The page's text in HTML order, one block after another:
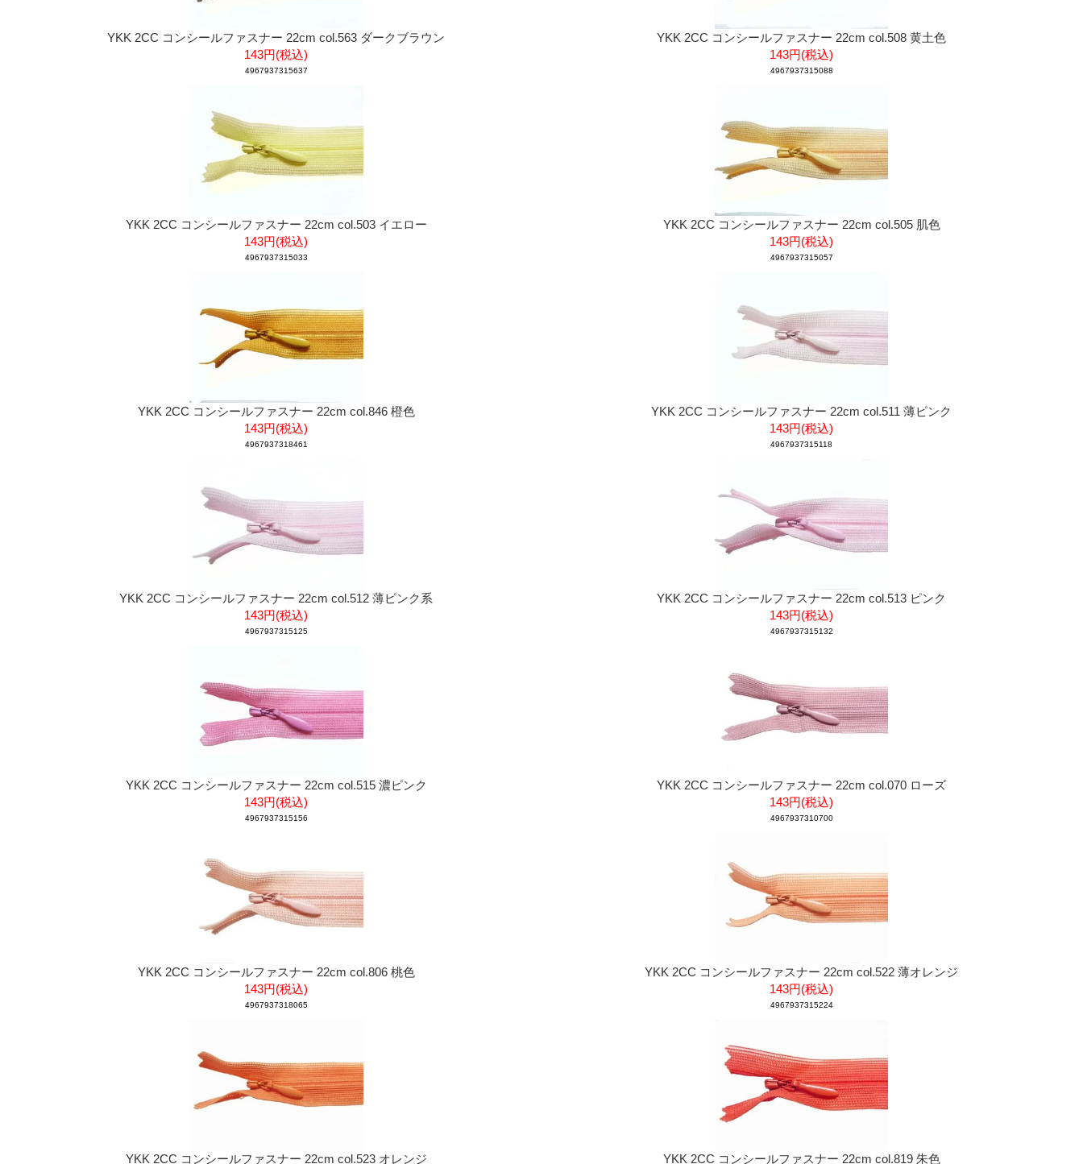
YKK 2CC コンシールファスナー 22cm col.563 ダークブラウン
143円(税込)
4967937315637
YKK 2CC コンシールファスナー 22cm col.508 黄土色
143円(税込)
4967937315088
YKK 2CC コンシールファスナー 22cm col.503 イエロー
143円(税込)
4967937315033
YKK 2CC コンシールファスナー 22cm col.505 肌色
143円(税込)
4967937315057
YKK 2CC コンシールファスナー 22cm col.846 橙色
143円(税込)
4967937318461
YKK 2CC コンシールファスナー 22cm col.511 薄ピンク
143円(税込)
4967937315118
YKK 2CC コンシールファスナー 22cm col.512 薄ピンク系
143円(税込)
4967937315125
YKK 2CC コンシールファスナー 22cm col.513 ピンク
143円(税込)
4967937315132
YKK 2CC コンシールファスナー 22cm col.515 濃ピンク
143円(税込)
4967937315156
YKK 2CC コンシールファスナー 22cm col.070 ローズ
143円(税込)
4967937310700
YKK 2CC コンシールファスナー 22cm col.806 桃色
143円(税込)
4967937318065
YKK 2CC コンシールファスナー 22cm col.522 薄オレンジ
143円(税込)
4967937315224
YKK 2CC コンシールファスナー 22cm col.523 オレンジ YKK 2CC コンシールファスナー 22cm col.819 朱色